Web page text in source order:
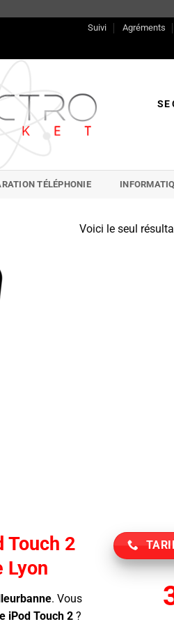
Suivi Agréments
SE
TÉLÉPHONIE
Voici le seul
Touch 2
Lyon
. Vous
iPod Touch 2 ?